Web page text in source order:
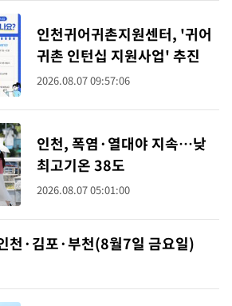
인천귀어귀촌지원센터, '귀어
귀촌 인턴십 지원사업' 추진
2026.08.07 09:57:06
인천, 폭염·열대야 지속…낮
최고기온 38도
2026.08.07 05:01:00
천·김포·부천(8월7일 금요일)